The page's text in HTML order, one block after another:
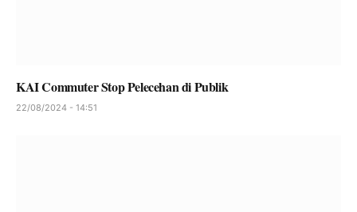
KAI Commuter Stop Pelecehan di Publik
22/08/2024 - 14:51